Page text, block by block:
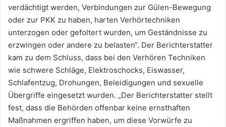
verdächtigt werden, Verbindungen zur Gülen-Bewegung
oder zur PKK zu haben, harten Verhörtechniken
unterzogen oder gefoltert wurden, um Geständnisse zu
erzwingen oder andere zu belasten“. Der Berichterstatter
kam zu dem Schluss, dass bei den Verhören Techniken
wie schwere Schläge, Elektroschocks, Eiswasser,
Schlafentzug, Drohungen, Beleidigungen und sexuelle
Übergriffe eingesetzt wurden. „Der Berichterstatter stellt
fest, dass die Behörden offenbar keine ernsthaften
Maßnahmen ergriffen haben, um diese Vorwürfe zu